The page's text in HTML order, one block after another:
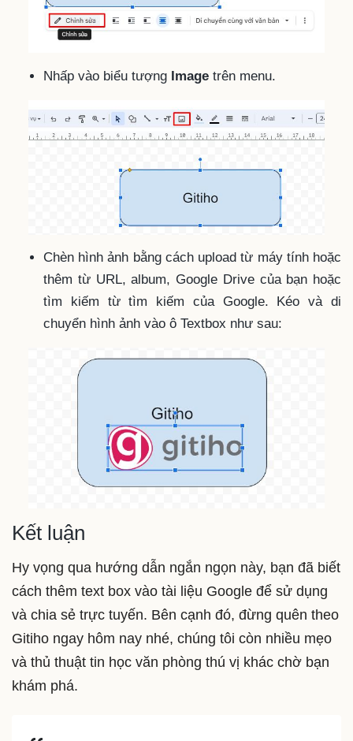
Nhấp vào biểu tượng Image trên menu.
Chèn hình ảnh bằng cách upload từ máy tính hoặc
thêm từ URL, album, Google Drive của bạn hoặc
tìm kiếm từ tìm kiếm của Google. Kéo và di
chuyển hình ảnh vào ô Textbox như sau:
Kết luận
Hy vọng qua hướng dẫn ngắn ngọn này, bạn đã biết
cách thêm text box vào tài liệu Google để sử dụng
và chia sẻ trực tuyến. Bên cạnh đó, đừng quên theo
Gitiho ngay hôm nay nhé, chúng tôi còn nhiều mẹo
và thủ thuật tin học văn phòng thú vị khác chờ bạn
khám phá.